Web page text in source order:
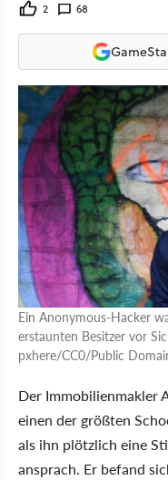
2 68
Ein Anonymous-Hacker
erstaunten Besitzer vor
pxhere/CC0/Public
Der Immobilienmakler
einen der größten
als ihn plötzlich eine
ansprach. Er befand